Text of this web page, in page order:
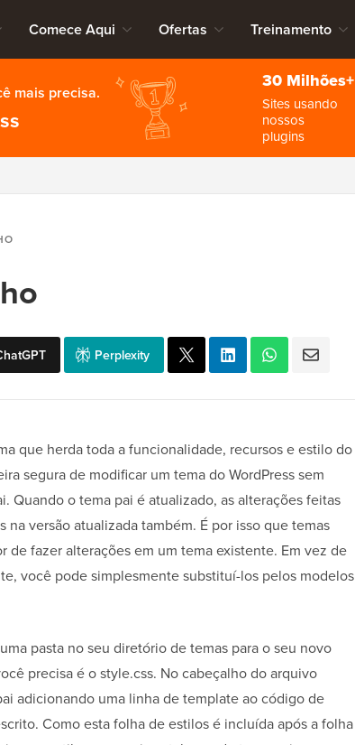
Comece Aqui Ofertas Treinamento
mais precisa.
30 Milhões+
Sites usando
nossos
plugins
Perplexity
que herda toda a funcionalidade, recursos e estilo do
segura de modificar um tema do WordPress sem
Quando o tema pai é atualizado, as alterações feitas
na versão atualizada também. É por isso que temas
de fazer alterações em um tema existente. Em vez de
você pode simplesmente substituí-los pelos modelos
pasta no seu diretório de temas para o seu novo
precisa é o style.css. No cabeçalho do arquivo
adicionando uma linha de template ao código de
Como esta folha de estilos é incluída após a folha